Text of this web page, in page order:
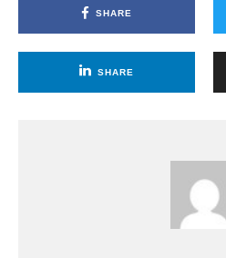
SHARE
SHARE